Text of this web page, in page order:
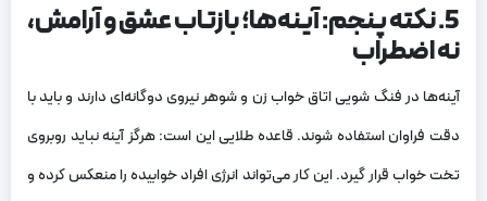
5. نکته پنجم: آینه‌ها؛ بازتاب عشق و آرامش،
نه اضطراب
آینه‌ها در فنگ شویی اتاق خواب زن و شوهر نیروی دوگانه‌ای دارند و باید با
دقت فراوان استفاده شوند. قاعده طلایی این است: هرگز آینه نباید روبروی
تخت خواب قرار گیرد. این کار می‌تواند انرژی افراد خوابیده را منعکس کرده و